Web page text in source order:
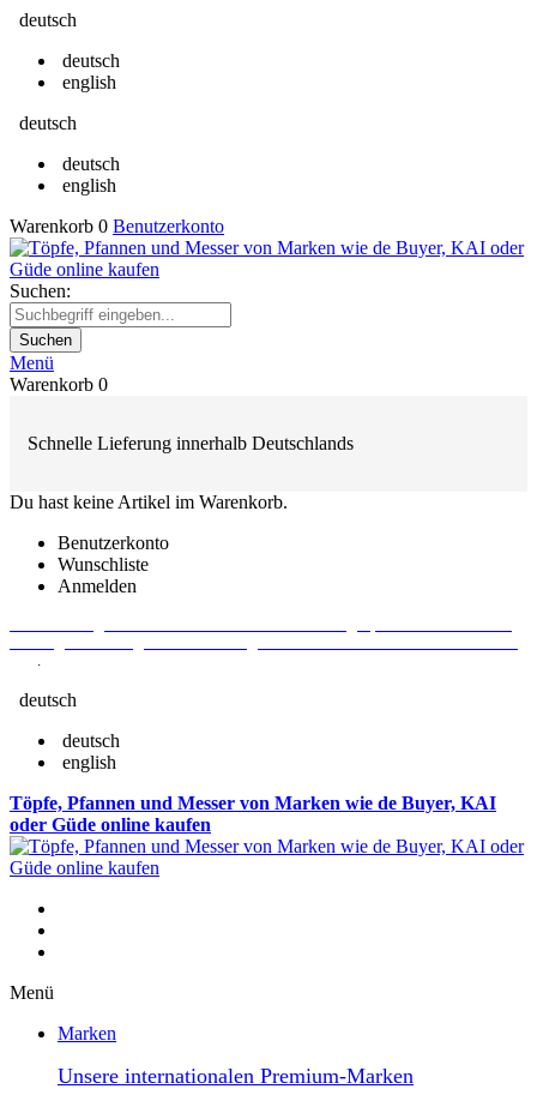
deutsch
deutsch
english
deutsch
deutsch
english
Warenkorb 0 Benutzerkonto
Suchen:
Suchen
Menü
Warenkorb 0
Schnelle Lieferung innerhalb Deutschlands
Du hast keine Artikel im Warenkorb.
Benutzerkonto
Wunschliste
Anmelden
.
deutsch
deutsch
english
Töpfe, Pfannen und Messer von Marken wie de Buyer, KAI
oder Güde online kaufen
Menü
Marken
Unsere internationalen Premium-Marken